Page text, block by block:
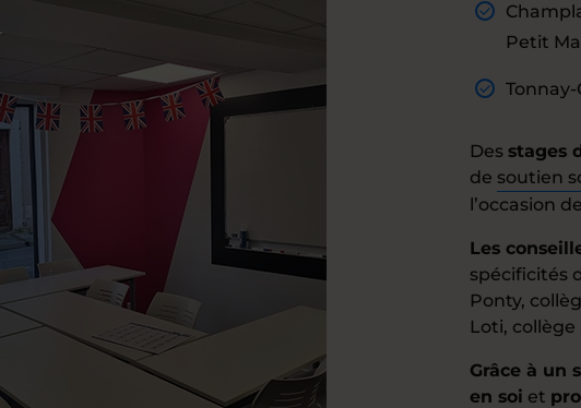
Petit
Des stages
de soutien
l’occasion
Les
spécificités
Ponty,
Loti,
Grâce à un
en soi et